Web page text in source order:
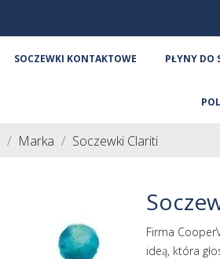
SOCZEWKI KONTAKTOWE
PŁYNY DO
Marka Soczewki Clariti
Firma
ideą, która